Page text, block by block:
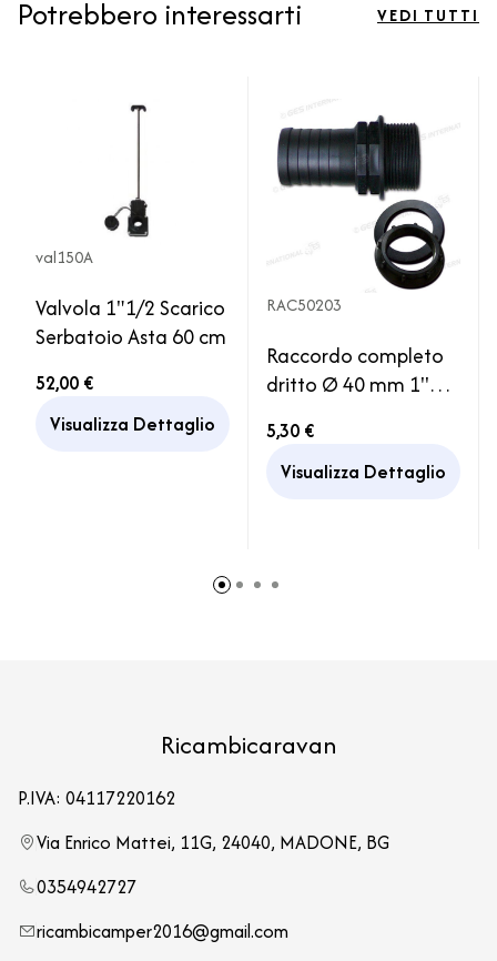
Potrebbero interessarti VEDI TUTTI
val150A
Valvola 1"1/2 Scarico
Serbatoio Asta 60 cm
52,00 €
Visualizza Dettaglio
RAC50203
Raccordo completo
dritto Ø 40 mm 1''1/2
Camper
5,30 €
Visualizza Dettaglio
Ricambicaravan
P.IVA: 04117220162
Via Enrico Mattei, 11G, 24040, MADONE, BG
0354942727
ricambicamper2016@gmail.com